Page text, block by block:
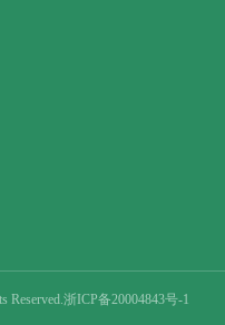
浙ICP备20004843号-1